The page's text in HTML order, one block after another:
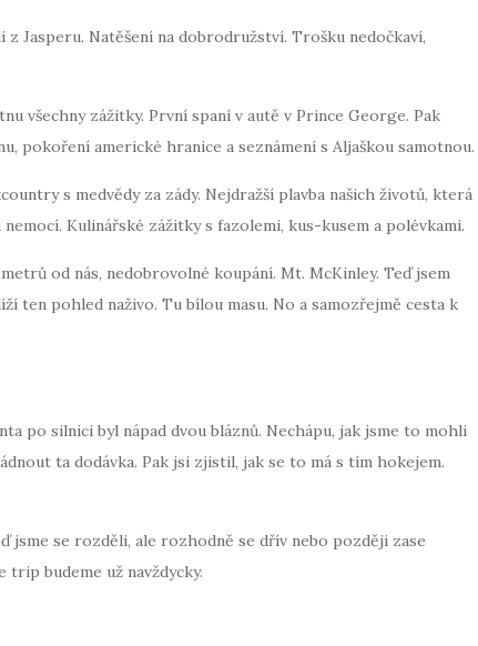
z Jasperu. Natěšení na dobrodružství. Trošku nedočkaví,
všechny zážitky. První spaní v autě v Prince George. Pak
pokoření americké hranice a seznámení s Aljaškou samotnou.
s medvědy za zády. Nejdražší plavba našich životů, která
Kulinářské zážitky s fazolemi, kus-kusem a polévkami.
od nás, nedobrovolné koupání. Mt. McKinley. Teď jsem
ten pohled naživo. Tu bílou masu. No a samozřejmě cesta k
po silnici byl nápad dvou bláznů. Nechápu, jak jsme to mohli
ta dodávka. Pak jsi zjistil, jak se to má s tím hokejem.
jsme se rozděli, ale rozhodně se dřív nebo později zase
budeme už navždycky.